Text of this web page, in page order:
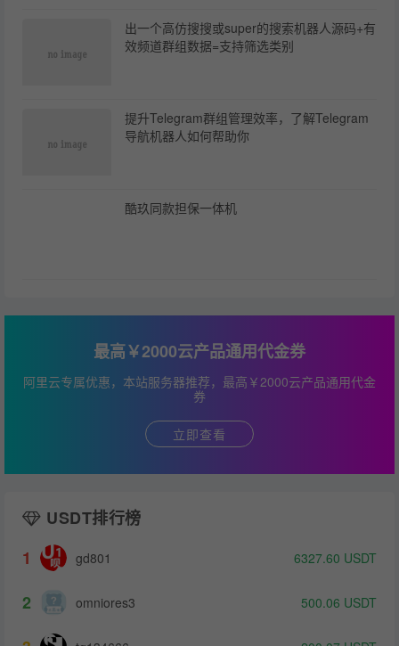
出一个高仿搜搜或super的搜索机器人源码+有
效频道群组数据=支持筛选类别
提升Telegram群组管理效率，了解Telegram
导航机器人如何帮助你
酷玖同款担保一体机
最高￥2000云产品通用代金券
阿里云专属优惠，本站服务器推荐，最高￥2000云产品通用代金
券
立即查看
USDT排行榜
1
gd801 6327.60 USDT
2 omniores3 500.06 USDT